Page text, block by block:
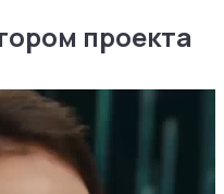
проекта